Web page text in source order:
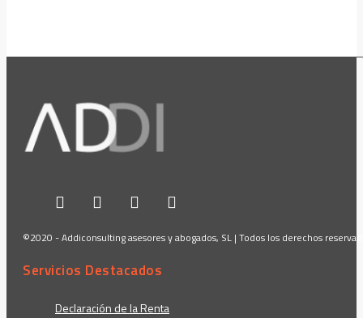
©2020 - Addiconsulting asesores y abogados, SL | Todos los derechos
Servicios Destacados
Declaración de la Renta